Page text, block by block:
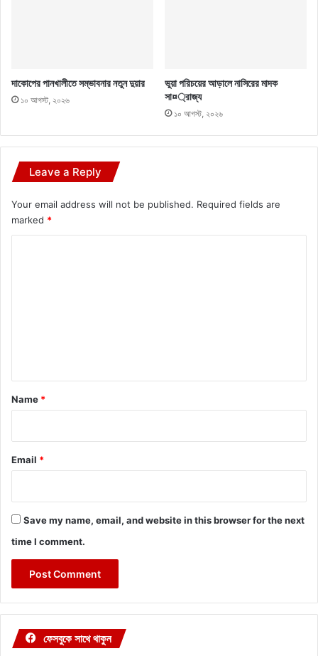
দাকোপের পানখালীতে সম্ভাবনার নতুন দুয়ার
১০ আগস্ট, ২০২৬
ভুয়া পরিচয়ের আড়ালে নাসিরের মাদক
সা¤্রাজ্য
১০ আগস্ট, ২০২৬
Leave a Reply
Your email address will not be published. Required fields are
marked *
*
Name *
Email *
Save my name, email, and website in this browser for the next
time I comment.
ফেসবুকে সাথে থাকুন